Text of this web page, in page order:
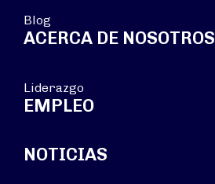
Blog
ACERCA DE NOSOTROS
Liderazgo
EMPLEO
NOTICIAS